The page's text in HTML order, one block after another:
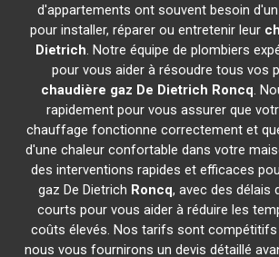
d'appartements ont souvent besoin
pour installer, réparer ou entretenir leur
Dietrich. Notre équipe de plombiers
pour vous aider à résoudre tous vos
chaudière gaz De Dietrich Roncq.
rapidement pour vous assurer que
chauffage fonctionne correctement et
d'une chaleur confortable dans votre
des interventions rapides et efficaces
gaz De Dietrich Roncq, avec des délais
courts pour vous aider à réduire les
coûts élevés. Nos tarifs sont
nous vous fournirons un devis détaillé